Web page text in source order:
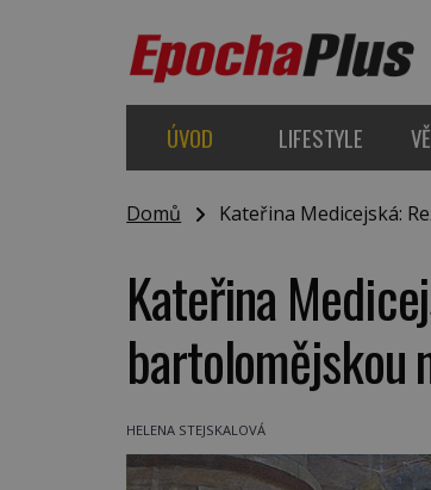
ÚVOD LIFESTYLE
Domů Kateřina Medicejská:
Kateřina
bartolomějskou
HELENA STEJSKALOVÁ